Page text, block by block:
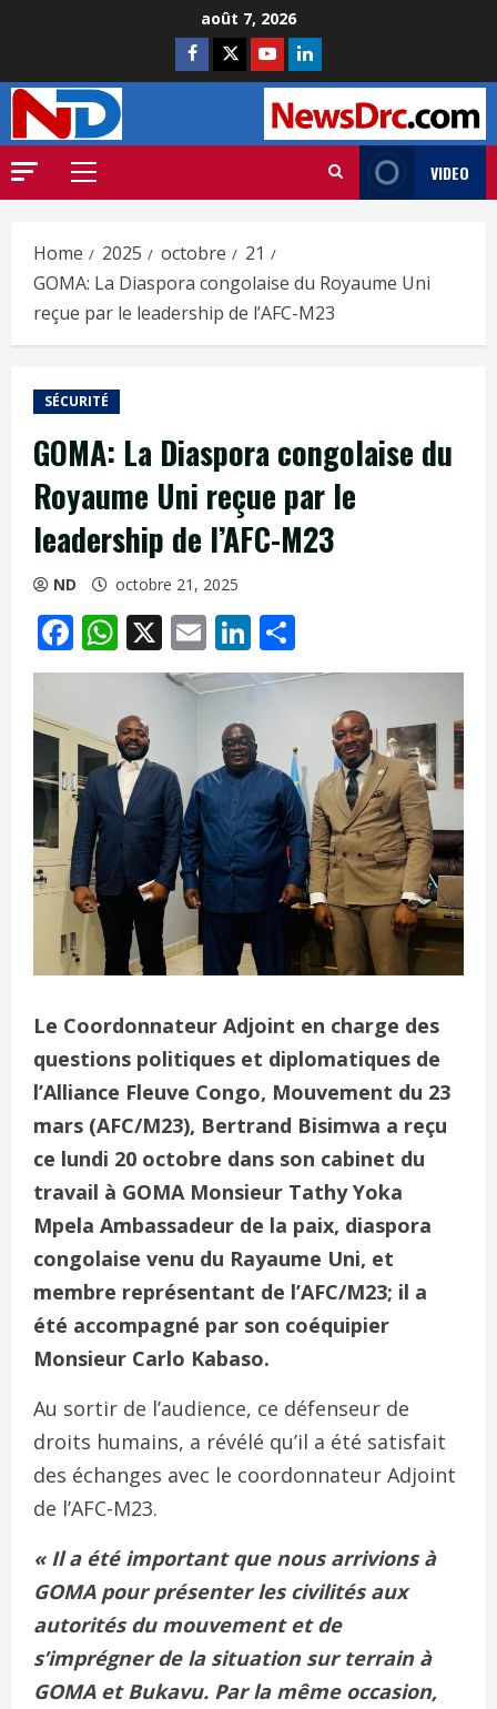
août 7, 2026
VIDEO
Home 2025 octobre
21
GOMA: La Diaspora congolaise du Royaume Uni
reçue par le leadership de l’AFC-M23
SÉCURITÉ
GOMA: La Diaspora congolaise du
Royaume Uni reçue par le
leadership de l’AFC-M23
ND octobre 21, 2025
Facebook
WhatsApp
X EmailLinkedIn
Le Coordonnateur Adjoint en charge des
questions politiques et diplomatiques de
l’Alliance Fleuve Congo, Mouvement du 23
mars (AFC/M23), Bertrand Bisimwa a reçu
ce lundi 20 octobre dans son cabinet du
travail à GOMA Monsieur Tathy Yoka
Mpela Ambassadeur de la paix, diaspora
congolaise venu du Rayaume Uni, et
membre représentant de l’AFC/M23; il a
été accompagné par son coéquipier
Monsieur Carlo Kabaso.
Au sortir de l’audience, ce défenseur de
droits humains, a révélé qu’il a été satisfait
des échanges avec le coordonnateur Adjoint
de l’AFC-M23.
« Il a été important que nous arrivions à
GOMA pour présenter les civilités aux
autorités du mouvement et de
s’imprégner de la situation sur terrain à
GOMA et Bukavu. Par la même occasion,